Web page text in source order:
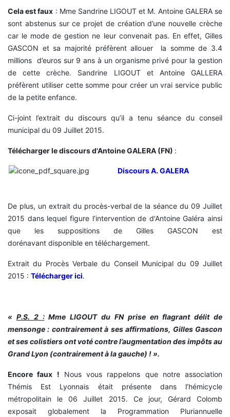
Cela est faux : Mme Sandrine LIGOUT et M. Antoine GALERA se
sont abstenus sur ce projet de création d’une nouvelle crèche
car le mode de gestion ne leur convenait pas. En effet, Gilles
GASCON et sa majorité préfèrent allouer la somme de 3.4
millions d’euros sur 9 ans à un organisme privé pour la gestion
de cette crèche. Sandrine LIGOUT et Antoine GALLERA
préfèrent utiliser cette somme pour créer un vrai service public
de la petite enfance.
Ci-joint l’extrait du discours qu’il a tenu séance du conseil
municipal du 09 Juillet 2015.
Télécharger le discours d'Antoine GALERA (FN) :
Discours A. GALERA
De plus, un extrait du procès-verbal de la séance du 09 Juillet
2015 dans lequel figure l’intervention de d'Antoine Galéra ainsi
que les suppositions de Gilles GASCON est
dorénavant disponible en téléchargement.
Extrait du Procès Verbale du Conseil Municipal du 09 Juillet
2015 : Télécharger ici.
« P.S. 2 :Mme LIGOUT du FN prise en flagrant délit de
mensonge : contrairement à ses affirmations, Gilles Gascon
et ses colistiers ont voté contre l’augmentation des impôts au
Grand Lyon (contrairement à la gauche) !».
Encore faux ! Nous vous rappelons que notre association
Thémis Est Lyonnais était présente dans l’hémicycle
métropolitain le 06 Juillet 2015. Ce jour, Gérard Colomb
exposait globalement la Programmation Pluriannuelle